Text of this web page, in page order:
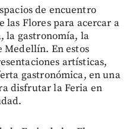
de encuentro
las Flores para acercar a
la gastronomía, la
Medellín. En estos
artísticas,
gastronómica, en una
disfrutar la Feria en